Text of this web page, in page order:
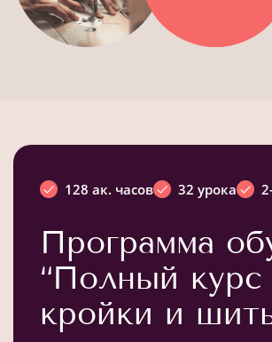
128 ак. часов 32 урока
Программа
“Полный курс
кройки и